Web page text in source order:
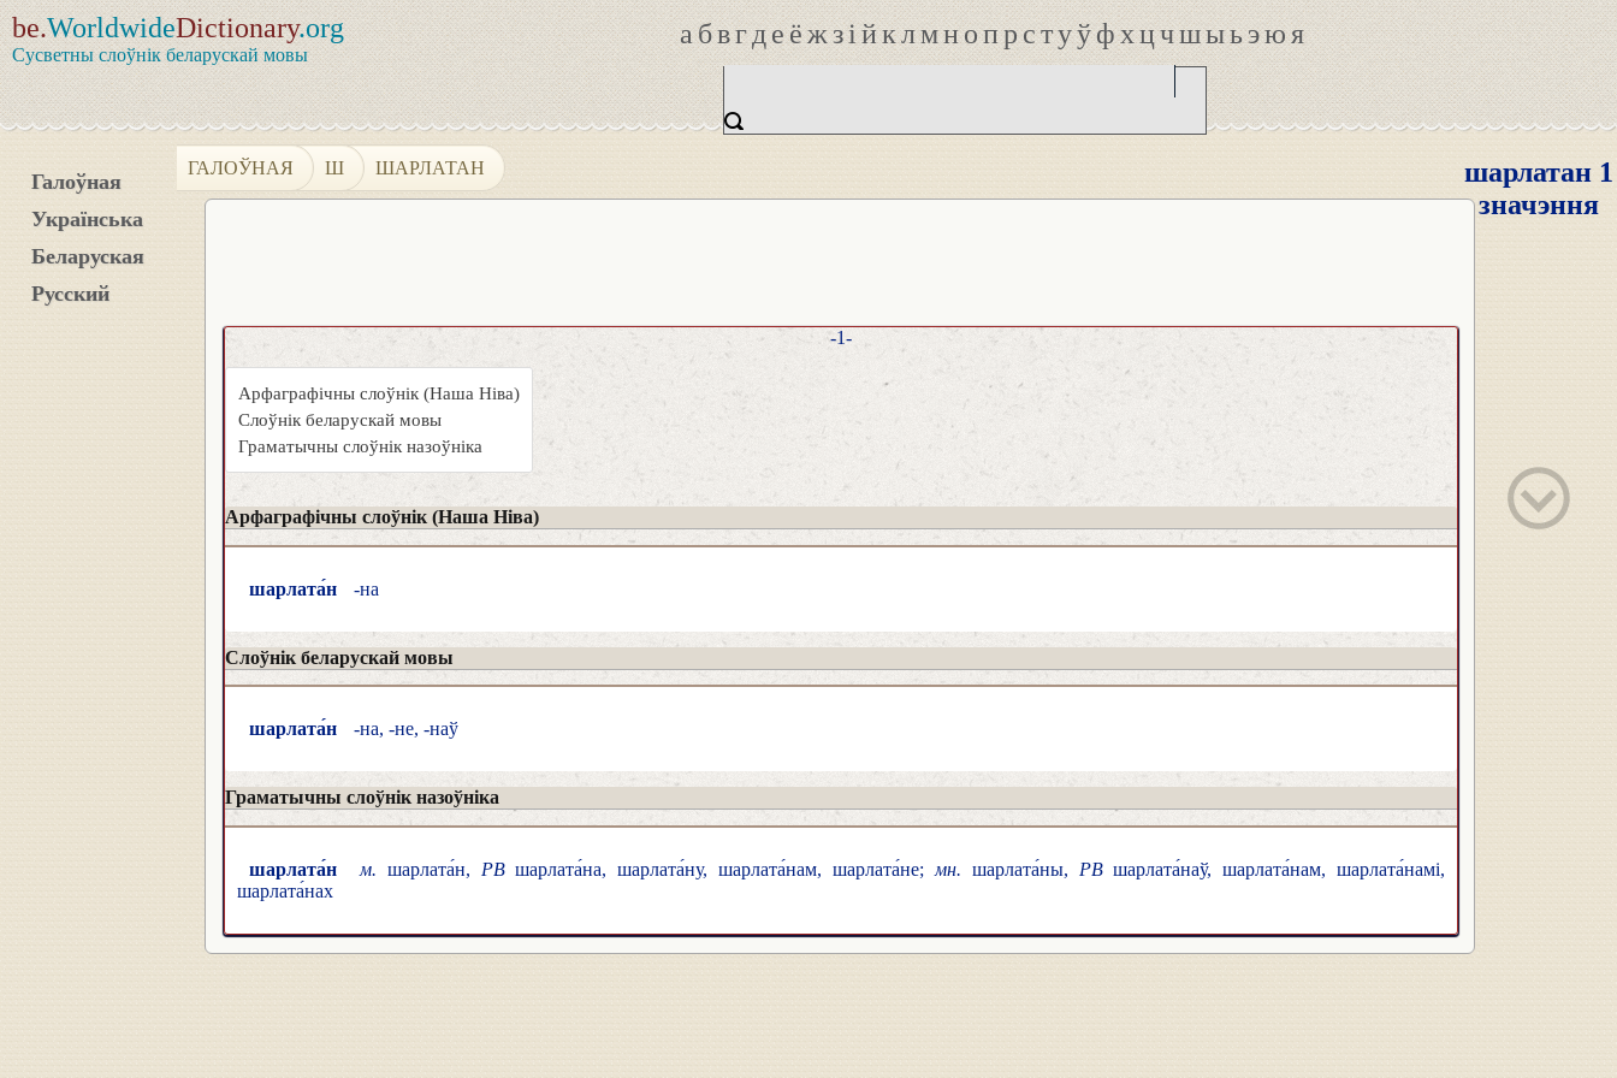
be.WorldwideDictionary.org
Сусветны слоўнік беларускай мовы
абвгдеёжзійклмнопрстуўфхцчшыьэюя
Галоўная
Українська
Беларуская
Русский
ГАЛОЎНАЯ Ш ШАРЛАТАН
шарлатан 1
значэння
-1-
Арфаграфічны слоўнік (Наша Ніва)
Слоўнік беларускай мовы
Граматычны слоўнік назоўніка
Арфаграфічны слоўнік (Наша Ніва)
шарлата́н -на
Слоўнік беларускай мовы
шарлата́н -на, -не, -наў
Граматычны слоўнік назоўніка
шарлата́н м. шарлата́н, РВшарлата́на, шарлата́ну, шарлата́нам, шарлата́не; мн. шарлата́ны, РВшарлата́наў, шарлата́нам, шарлата́намі,
шарлата́нах